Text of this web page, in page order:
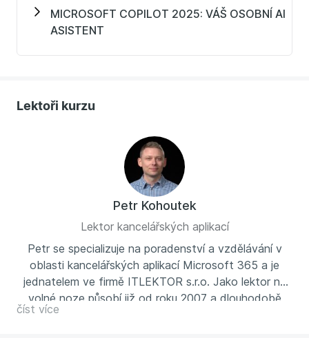
MICROSOFT COPILOT 2025: VÁŠ OSOBNÍ AI
ASISTENT
Lektoři kurzu
Petr Kohoutek
Lektor kancelářských aplikací
Petr se specializuje na poradenství a vzdělávání v
oblasti kancelářských aplikací Microsoft 365 a je
jednatelem ve firmě ITLEKTOR s.r.o. Jako lektor na
volné noze působí již od roku 2007 a dlouhodobě
spolupracuje s předními českými vzdělávacími
číst více